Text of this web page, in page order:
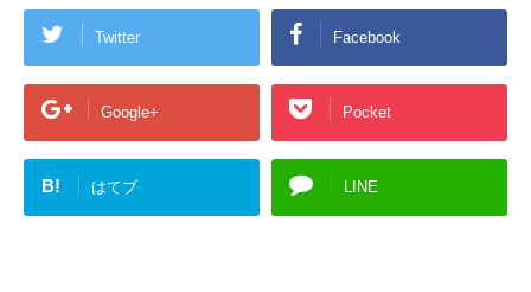
Twitter Facebook
Google+ Pocket
B! はてブ LINE